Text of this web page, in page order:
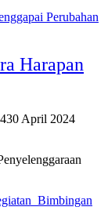
Harapan
30 April 2024